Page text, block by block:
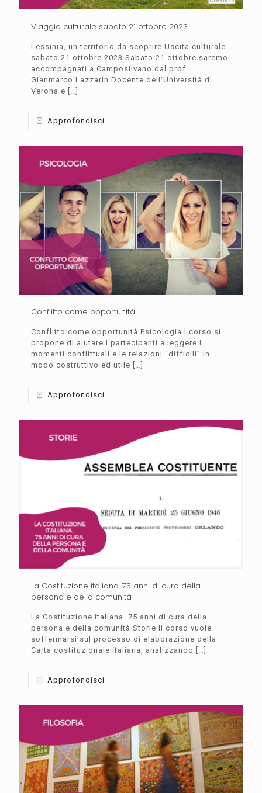
Viaggio culturale sabato 21 ottobre 2023
Lessinia, un territorio da scoprire Uscita culturale
sabato 21 ottobre 2023 Sabato 21 ottobre saremo
accompagnati a Camposilvano dal prof.
Gianmarco Lazzarin Docente dell’Università di
Verona e […]
Approfondisci
Conflitto come opportunità
Conflitto come opportunità Psicologia l corso si
propone di aiutare i partecipanti a leggere i
momenti conflittuali e le relazioni “difficili” in
modo costruttivo ed utile
Approfondisci
La Costituzione italiana. 75 anni di cura della
persona e della comunità
La Costituzione italiana. 75 anni di cura della
persona e della comunità Storie Il corso vuole
soffermarsi sul processo di elaborazione della
Carta costituzionale italiana, analizzando […]
Approfondisci